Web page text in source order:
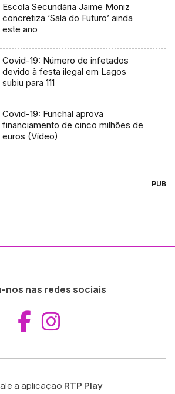
Escola Secundária Jaime Moniz
concretiza ‘Sala do Futuro’ ainda
este ano
Covid-19: Número de infetados
devido à festa ilegal em Lagos
subiu para 111
Covid-19: Funchal aprova
financiamento de cinco milhões de
euros (Vídeo)
PUB
nos nas redes sociais
Aceder ao
a aplicação RTP Play